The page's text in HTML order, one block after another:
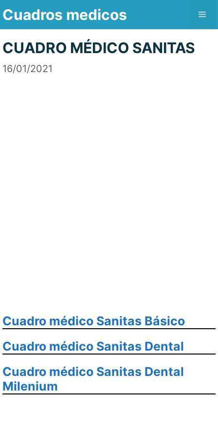
Saltar
contenido
Cuadros medicos
CUADRO MÉDICO SANITAS
16/01/2021
Cuadro médico Sanitas Básico
Cuadro médico Sanitas Dental
Cuadro médico Sanitas Dental
Milenium